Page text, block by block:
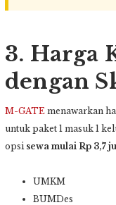
3. Harga
dengan
M-GATE menawarkan
untuk paket 1 masuk 1
opsi sewa mulai Rp 3,7
UMKM
BUMDes